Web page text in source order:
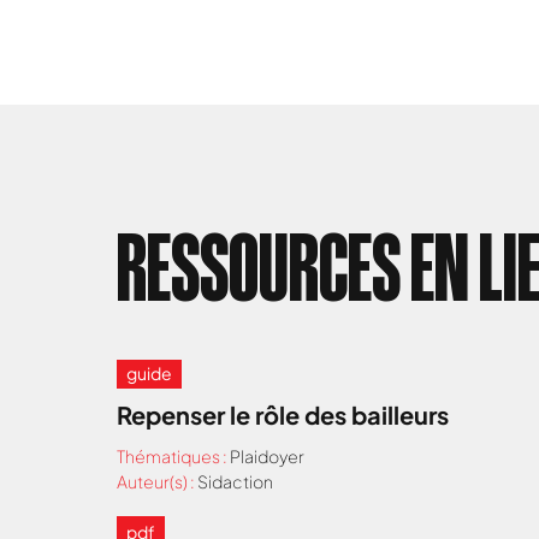
RESSOURCES EN
guide
Repenser le rôle des bailleurs
Thématiques : Plaidoyer
Auteur(s) : Sidaction
pdf